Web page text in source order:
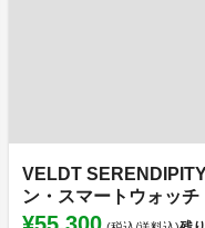
VELDT
ン・スマートウォッ